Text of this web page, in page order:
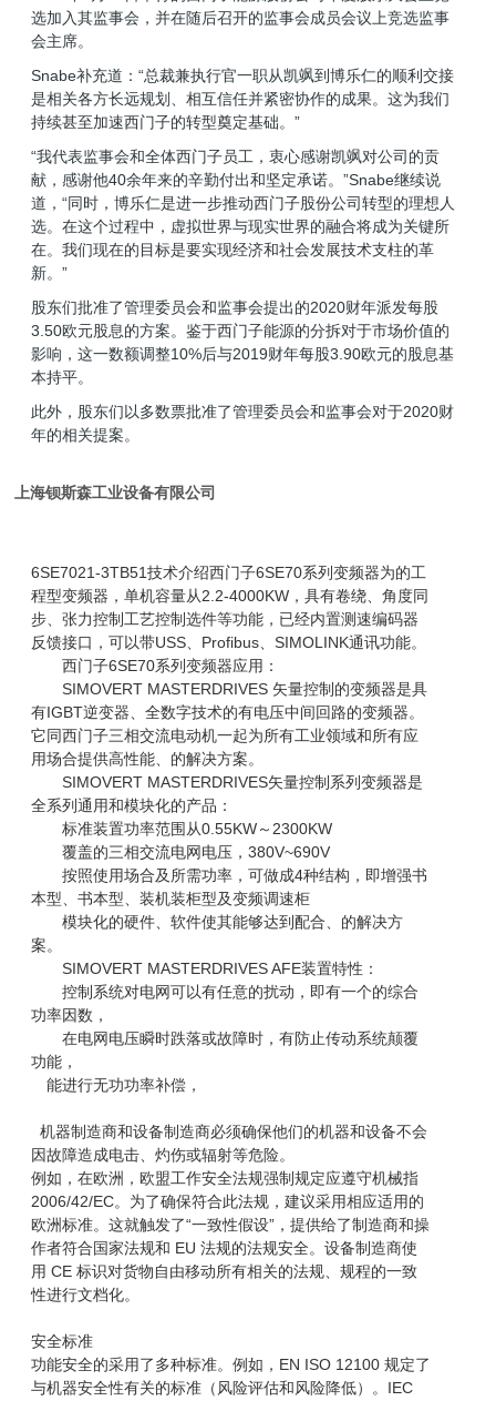
选加入其监事会，并在随后召开的监事会成员会议上竞选监事
会主席。
Snabe补充道：“总裁兼执行官一职从凯飒到博乐仁的顺利交接
是相关各方长远规划、相互信任并紧密协作的成果。这为我们
持续甚至加速西门子的转型奠定基础。”
“我代表监事会和全体西门子员工，衷心感谢凯飒对公司的贡
献，感谢他40余年来的辛勤付出和坚定承诺。”Snabe继续说
道，“同时，博乐仁是进一步推动西门子股份公司转型的理想人
选。在这个过程中，虚拟世界与现实世界的融合将成为关键所
在。我们现在的目标是要实现经济和社会发展技术支柱的革
新。”
股东们批准了管理委员会和监事会提出的2020财年派发每股
3.50欧元股息的方案。鉴于西门子能源的分拆对于市场价值的
影响，这一数额调整10%后与2019财年每股3.90欧元的股息基
本持平。
此外，股东们以多数票批准了管理委员会和监事会对于2020财
年的相关提案。
上海钡斯森工业设备有限公司
6SE7021-3TB51技术介绍西门子6SE70系列变频器为的工
程型变频器，单机容量从2.2-4000KW，具有卷绕、角度同
步、张力控制工艺控制选件等功能，已经内置测速编码器
反馈接口，可以带USS、Profibus、SIMOLINK通讯功能。
西门子6SE70系列变频器应用：
SIMOVERT MASTERDRIVES 矢量控制的变频器是具
有IGBT逆变器、全数字技术的有电压中间回路的变频器。
它同西门子三相交流电动机一起为所有工业领域和所有应
用场合提供高性能、的解决方案。
SIMOVERT MASTERDRIVES矢量控制系列变频器是
全系列通用和模块化的产品：
标准装置功率范围从0.55KW～2300KW
覆盖的三相交流电网电压，380V~690V
按照使用场合及所需功率，可做成4种结构，即增强书
本型、书本型、装机装柜型及变频调速柜
模块化的硬件、软件使其能够达到配合、的解决方
案。
SIMOVERT MASTERDRIVES AFE装置特性：
控制系统对电网可以有任意的扰动，即有一个的综合
功率因数，
在电网电压瞬时跌落或故障时，有防止传动系统颠覆
功能，
能进行无功功率补偿，
机器制造商和设备制造商必须确保他们的机器和设备不会
因故障造成电击、灼伤或辐射等危险。
例如，在欧洲，欧盟工作安全法规强制规定应遵守机械指
2006/42/EC。为了确保符合此法规，建议采用相应适用的
欧洲标准。这就触发了“一致性假设”，提供给了制造商和操
作者符合国家法规和 EU 法规的法规安全。设备制造商使
用 CE 标识对货物自由移动所有相关的法规、规程的一致
性进行文档化。
安全标准
功能安全的采用了多种标准。例如，EN ISO 12100 规定了
与机器安全性有关的标准（风险评估和风险降低）。IEC